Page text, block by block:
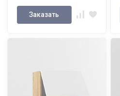
Заказать